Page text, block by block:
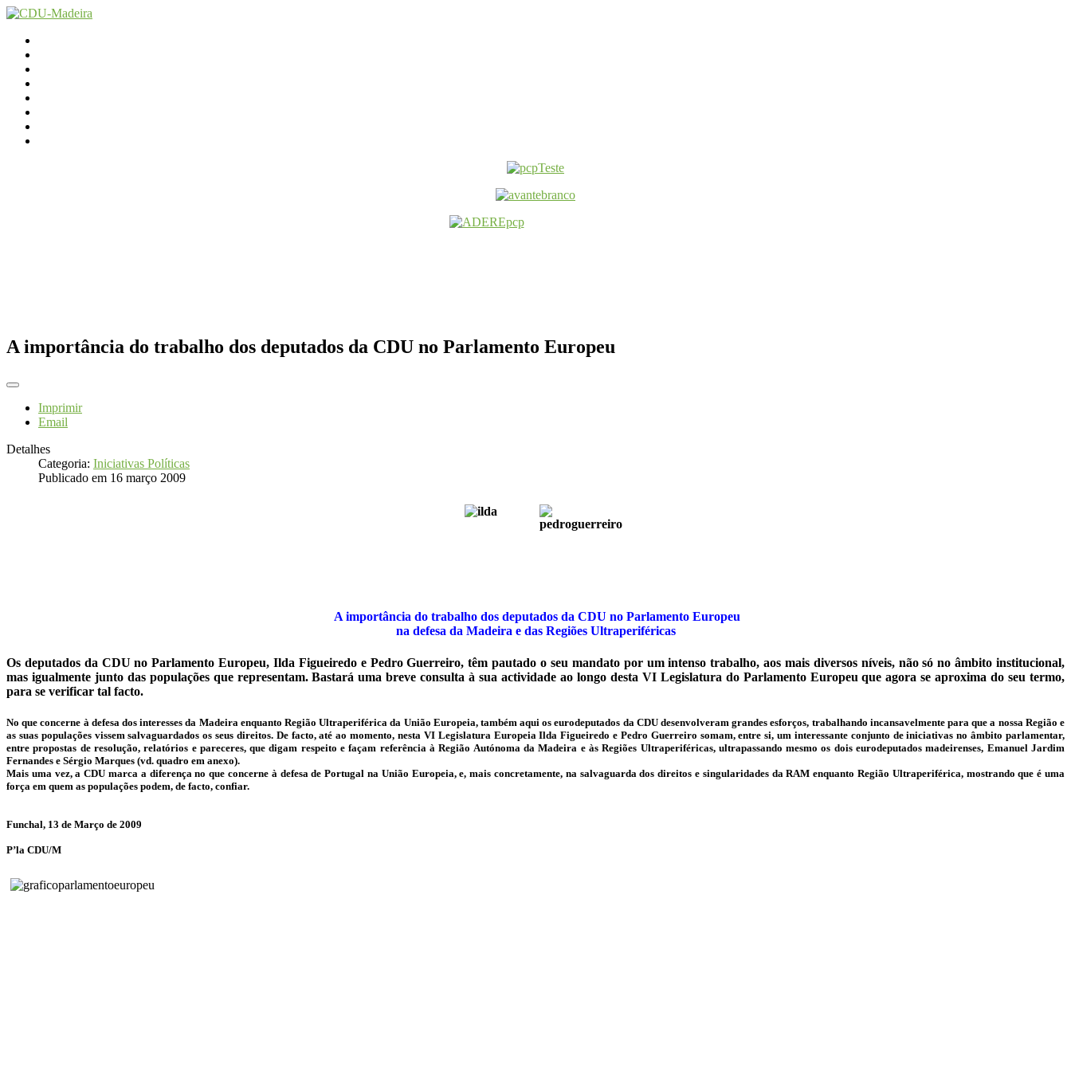
A importância do trabalho dos deputados da CDU no Parlamento Europeu
Imprimir
Email
Detalhes
Categoria: Iniciativas Políticas
Publicado em 16 março 2009
A importância do trabalho dos deputados da CDU no Parlamento Europeu
na defesa da Madeira e das Regiões Ultraperiféricas
Os deputados da CDU no Parlamento Europeu, Ilda Figueiredo e Pedro Guerreiro, têm pautado o seu mandato por um intenso trabalho, aos mais diversos níveis, não só no âmbito institucional,
mas igualmente junto das populações que representam. Bastará uma breve consulta à sua actividade ao longo desta VI Legislatura do Parlamento Europeu que agora se aproxima do seu termo,
para se verificar tal facto.
No que concerne à defesa dos interesses da Madeira enquanto Região Ultraperiférica da União Europeia, também aqui os eurodeputados da CDU desenvolveram grandes esforços, trabalhando incansavelmente para que a nossa Região e
as suas populações vissem salvaguardados os seus direitos. De facto, até ao momento, nesta VI Legislatura Europeia Ilda Figueiredo e Pedro Guerreiro somam, entre si, um interessante conjunto de iniciativas no âmbito parlamentar,
entre propostas de resolução, relatórios e pareceres, que digam respeito e façam referência à Região Autónoma da Madeira e às Regiões Ultraperiféricas, ultrapassando mesmo os dois eurodeputados madeirenses, Emanuel Jardim
Fernandes e Sérgio Marques (vd. quadro em anexo).
Mais uma vez, a CDU marca a diferença no que concerne à defesa de Portugal na União Europeia, e, mais concretamente, na salvaguarda dos direitos e singularidades da RAM enquanto Região Ultraperiférica, mostrando que é uma
força em quem as populações podem, de facto, confiar.
Funchal, 13 de Março de 2009
P’la CDU/M